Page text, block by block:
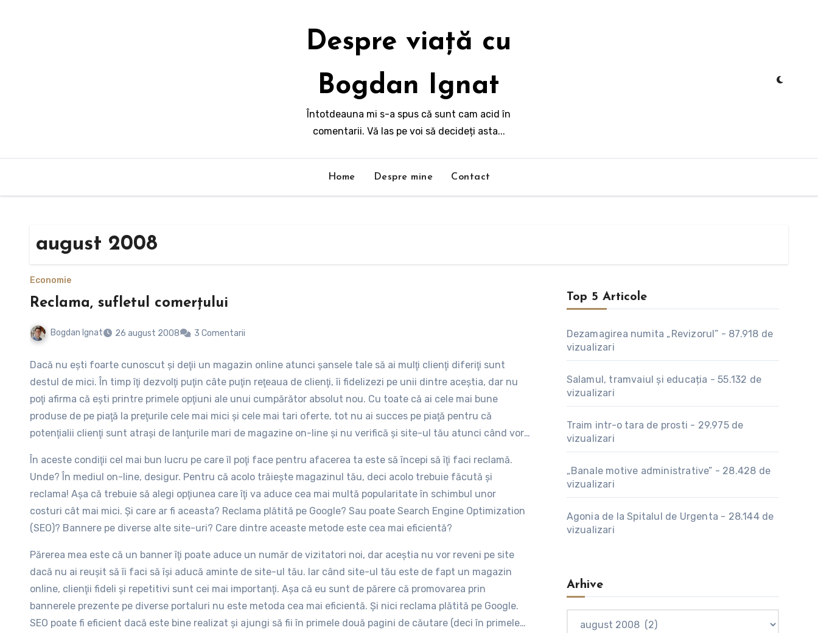
Despre viață cu
Bogdan Ignat
Întotdeauna mi s-a spus că sunt cam acid în
comentarii. Vă las pe voi să decideți asta...
Home Despre mine Contact
august 2008
Economie
Reclama, sufletul comerţului
Bogdan Ignat 26 august 2008 3 Comentarii
Dacă nu eşti foarte cunoscut şi deţii un magazin online atunci şansele tale să ai mulţi clienţi diferiţi sunt
destul de mici. În timp îţi dezvolţi puţin câte puţin reţeaua de clienţi, îi fidelizezi pe unii dintre aceştia, dar nu
poţi afirma că eşti printre primele opţiuni ale unui cumpărător absolut nou. Cu toate că ai cele mai bune
produse de pe piaţă la preţurile cele mai mici şi cele mai tari oferte, tot nu ai succes pe piaţă pentru că
potenţialii clienţi sunt atraşi de lanţurile mari de magazine on-line şi nu verifică şi site-ul tău atunci când vor
În aceste condiţii cel mai bun lucru pe care îl poţi face pentru afacerea ta este să începi să îţi faci reclamă.
Unde? În mediul on-line, desigur. Pentru că acolo trăieşte magazinul tău, deci acolo trebuie făcută şi
reclama! Aşa că trebuie să alegi opţiunea care îţi va aduce cea mai multă popularitate în schimbul unor
costuri cât mai mici. Şi care ar fi aceasta? Reclama plătită pe Google? Sau poate Search Engine Optimization
(SEO)? Bannere pe diverse alte site-uri? Care dintre aceaste metode este cea mai eficientă?
Părerea mea este că un banner îţi poate aduce un număr de vizitatori noi, dar aceştia nu vor reveni pe site
dacă nu ai reuşit să îi faci să îşi aducă aminte de site-ul tău. Iar când site-ul tău este de fapt un magazin
online, clienţii fideli şi repetitivi sunt cei mai importanţi. Aşa că eu sunt de părere că promovarea prin
bannerele prezente pe diverse portaluri nu este metoda cea mai eficientă. Şi nici reclama plătită pe Google.
SEO poate fi eficient dacă este bine realizat şi ajungi să fii în primele două pagini de căutare (deci în primele
Top 5 Articole
Dezamagirea numita „Revizorul” - 87.918 de
vizualizari
Salamul, tramvaiul și educația -55.132 de
vizualizari
Traim intr-o tara de prosti - 29.975 de
vizualizari
„Banale motive administrative” - 28.428 de
vizualizari
Agonia de la Spitalul de Urgenta - 28.144 de
vizualizari
Arhive